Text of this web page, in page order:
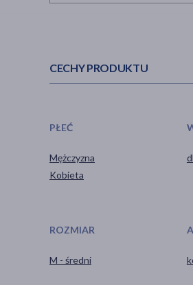
CECHY PRODUKTU
PŁEĆ
Mężczyzna
Kobieta
ROZMIAR
M - średni